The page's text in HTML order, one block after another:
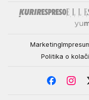
Marketing
Politika o